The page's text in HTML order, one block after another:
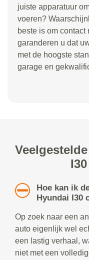
juiste apparatuur
voeren?
beste is om contact
garanderen u dat
met de hoogste
garage en
Hoe kan ik
Hyundai I30
Op zoek naar een
auto eigenlijk wel
een lastig verhaal,
niet met een